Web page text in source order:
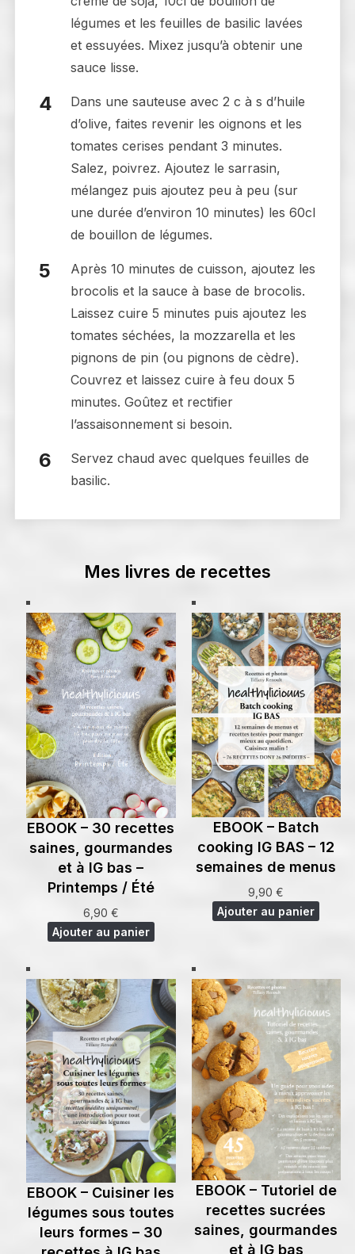
légumes et les feuilles de basilic lavées
et essuyées. Mixez jusqu’à obtenir une
sauce lisse.
Dans une sauteuse avec 2 c à s d’huile
d’olive, faites revenir les oignons et les
tomates cerises pendant 3 minutes.
Salez, poivrez. Ajoutez le sarrasin,
mélangez puis ajoutez peu à peu (sur
une durée d’environ 10 minutes) les 60cl
de bouillon de légumes.
Après 10 minutes de cuisson, ajoutez les
brocolis et la sauce à base de brocolis.
Laissez cuire 5 minutes puis ajoutez les
tomates séchées, la mozzarella et les
pignons de pin (ou pignons de cèdre).
Couvrez et laissez cuire à feu doux 5
minutes. Goûtez et rectifier
l’assaisonnement si besoin.
Servez chaud avec quelques feuilles de
basilic.
Mes livres de recettes
EBOOK – 30 recettes
saines, gourmandes
et à IG bas –
Printemps / Été
6,90 €
Ajouter au panier
EBOOK – Batch
cooking IG BAS – 12
semaines de menus
9,90€
Ajouter au panier
EBOOK – Cuisiner les
légumes sous toutes
leurs formes – 30
EBOOK – Tutoriel de
recettes sucrées
saines, gourmandes
et à IG bas